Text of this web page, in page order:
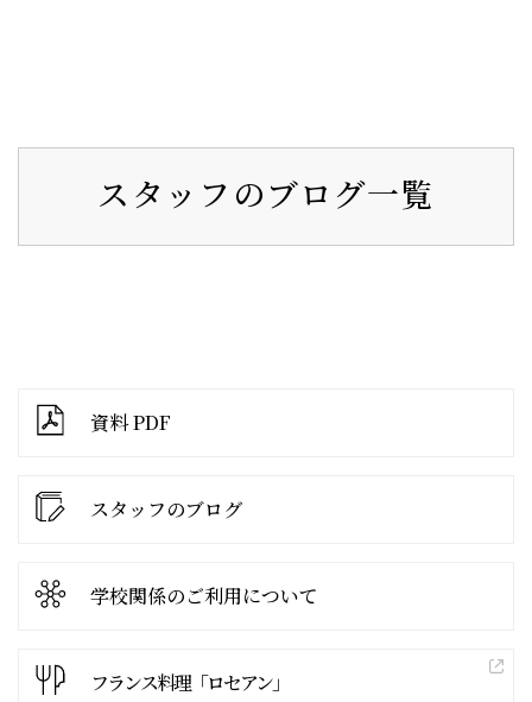
スタッフのブログ一覧
資料 PDF
スタッフのブログ
学校関係のご利用について
フランス料理「ロセアン」